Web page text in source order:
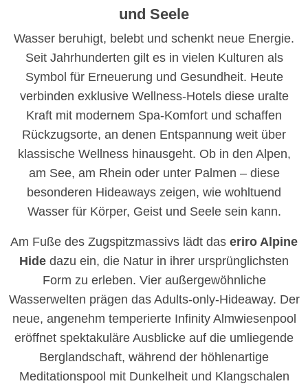
und Seele
Wasser beruhigt, belebt und schenkt neue Energie.
Seit Jahrhunderten gilt es in vielen Kulturen als
Symbol für Erneuerung und Gesundheit. Heute
verbinden exklusive Wellness-Hotels diese uralte
Kraft mit modernem Spa-Komfort und schaffen
Rückzugsorte, an denen Entspannung weit über
klassische Wellness hinausgeht. Ob in den Alpen,
am See, am Rhein oder unter Palmen – diese
besonderen Hideaways zeigen, wie wohltuend
Wasser für Körper, Geist und Seele sein kann.
Am Fuße des Zugspitzmassivs lädt das eriro Alpine
Hide dazu ein, die Natur in ihrer ursprünglichsten
Form zu erleben. Vier außergewöhnliche
Wasserwelten prägen das Adults-only-Hideaway. Der
neue, angenehm temperierte Infinity Almwiesenpool
eröffnet spektakuläre Ausblicke auf die umliegende
Berglandschaft, während der höhlenartige
Meditationspool mit Dunkelheit und Klangschalen